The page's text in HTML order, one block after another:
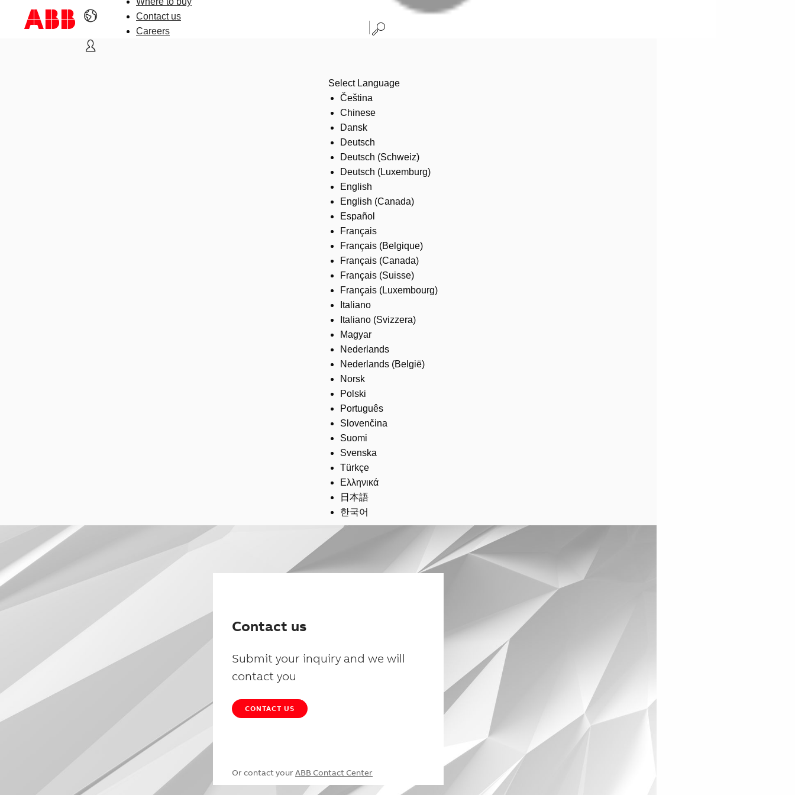
Contact us
Careers
Select Language
Čeština
Chinese
Dansk
Deutsch
Deutsch (Schweiz)
Deutsch (Luxemburg)
English
English (Canada)
Español
Français
Français (Belgique)
Français (Canada)
Français (Suisse)
Français (Luxembourg)
Italiano
Italiano (Svizzera)
Magyar
Nederlands
Nederlands (België)
Norsk
Polski
Português
Slovenčina
Suomi
Svenska
Türkçe
Ελληνικά
日本語
한국어
Contact us
Submit your inquiry and we will
contact you
CONTACT US
Or contact your ABB Contact Center